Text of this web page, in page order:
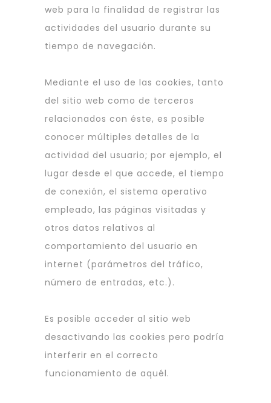
web para la finalidad de registrar las
actividades del usuario durante su
tiempo de navegación.
Mediante el uso de las cookies, tanto
del sitio web como de terceros
relacionados con éste, es posible
conocer múltiples detalles de la
actividad del usuario; por ejemplo, el
lugar desde el que accede, el tiempo
de conexión, el sistema operativo
empleado, las páginas visitadas y
otros datos relativos al
comportamiento del usuario en
internet (parámetros del tráfico,
número de entradas, etc.).
Es posible acceder al sitio web
desactivando las cookies pero podría
interferir en el correcto
funcionamiento de aquél.